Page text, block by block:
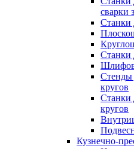
сварки
Станки
Станки
Стенды
кругов
Станки
кругов
Кузнечно-